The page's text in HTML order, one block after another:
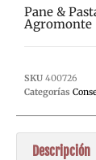
Pane &
Agromonte
SKU 400726
Categorías
Descripción